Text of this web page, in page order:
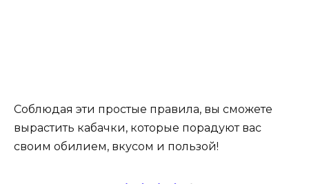
Соблюдая эти простые правила, вы сможете
вырастить кабачки, которые порадуют вас
своим обилием, вкусом и пользой!